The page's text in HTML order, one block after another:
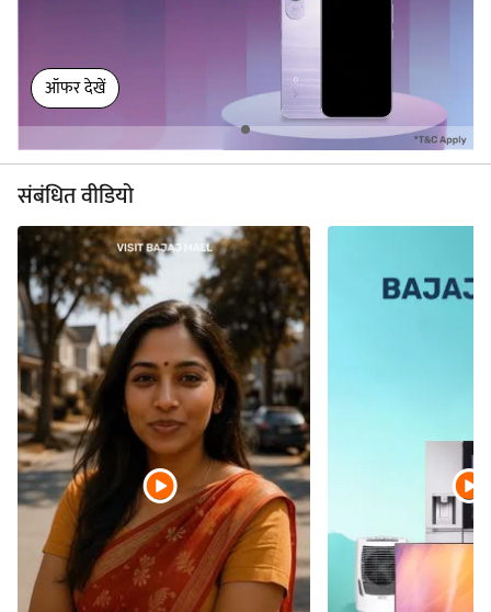
ऑफर देखें
संबंधित वीडियो